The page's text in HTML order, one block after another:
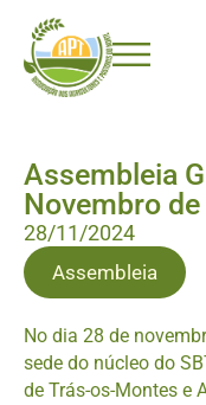
Assembleia
Novembro
28/11/2024
Assembleia
No dia 28 de
sede do núcleo do
de Trás-os-Montes e